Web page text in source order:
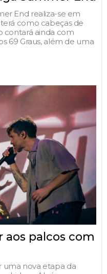
End realiza-se em
como cabeças de
contará ainda com
69 Graus, além de uma
aos palcos com
uma nova etapa da